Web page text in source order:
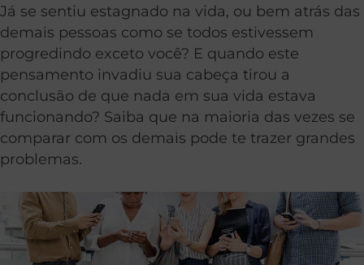
Já se sentiu estagnado na vida, ou bem atrás das
demais pessoas como se todos estivessem
progredindo exceto você? E quando este
pensamento invadiu sua cabeça tirou a
conclusão de que nada em sua vida estava
funcionando? Saiba que na maioria das vezes se
comparar com os demais pode te trazer grandes
problemas.